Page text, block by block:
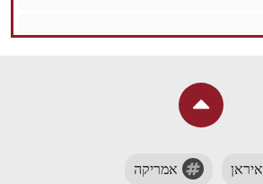
איראן אמריקה